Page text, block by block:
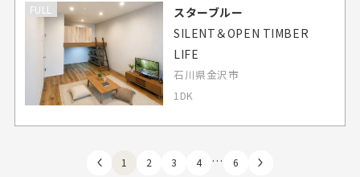
FULL
スターブルー
SILENT＆OPEN TIMBER
LIFE
石川県金沢市
1DK
1 2 3 4 … 6